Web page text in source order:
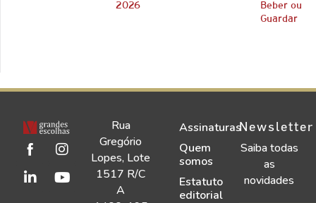
2026
Beber ou
Guardar
Rua
Gregório
Lopes, Lote
1517 R/C
A
Assinaturas
Quem
somos
Estatuto
editorial
Newsletter
Saiba todas
as
novidades